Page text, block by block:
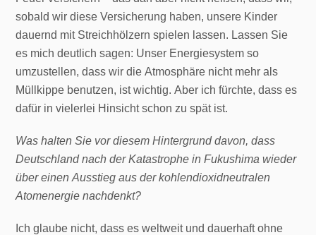
sobald wir diese Versicherung haben, unsere Kinder
dauernd mit Streichhölzern spielen lassen. Lassen Sie
es mich deutlich sagen: Unser Energiesystem so
umzustellen, dass wir die Atmosphäre nicht mehr als
Müllkippe benutzen, ist wichtig. Aber ich fürchte, dass es
dafür in vielerlei Hinsicht schon zu spät ist.
Was halten Sie vor diesem Hintergrund davon, dass
Deutschland nach der Katastrophe in Fukushima wieder
über einen Ausstieg aus der kohlendioxidneutralen
Atomenergie nachdenkt?
Ich glaube nicht, dass es weltweit und dauerhaft ohne